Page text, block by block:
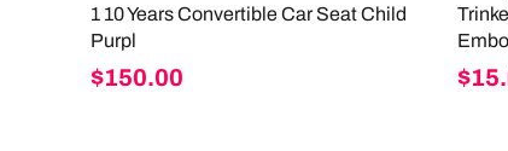
1 10 Years Convertible Car Seat Child
Purpl
Price
$150.00